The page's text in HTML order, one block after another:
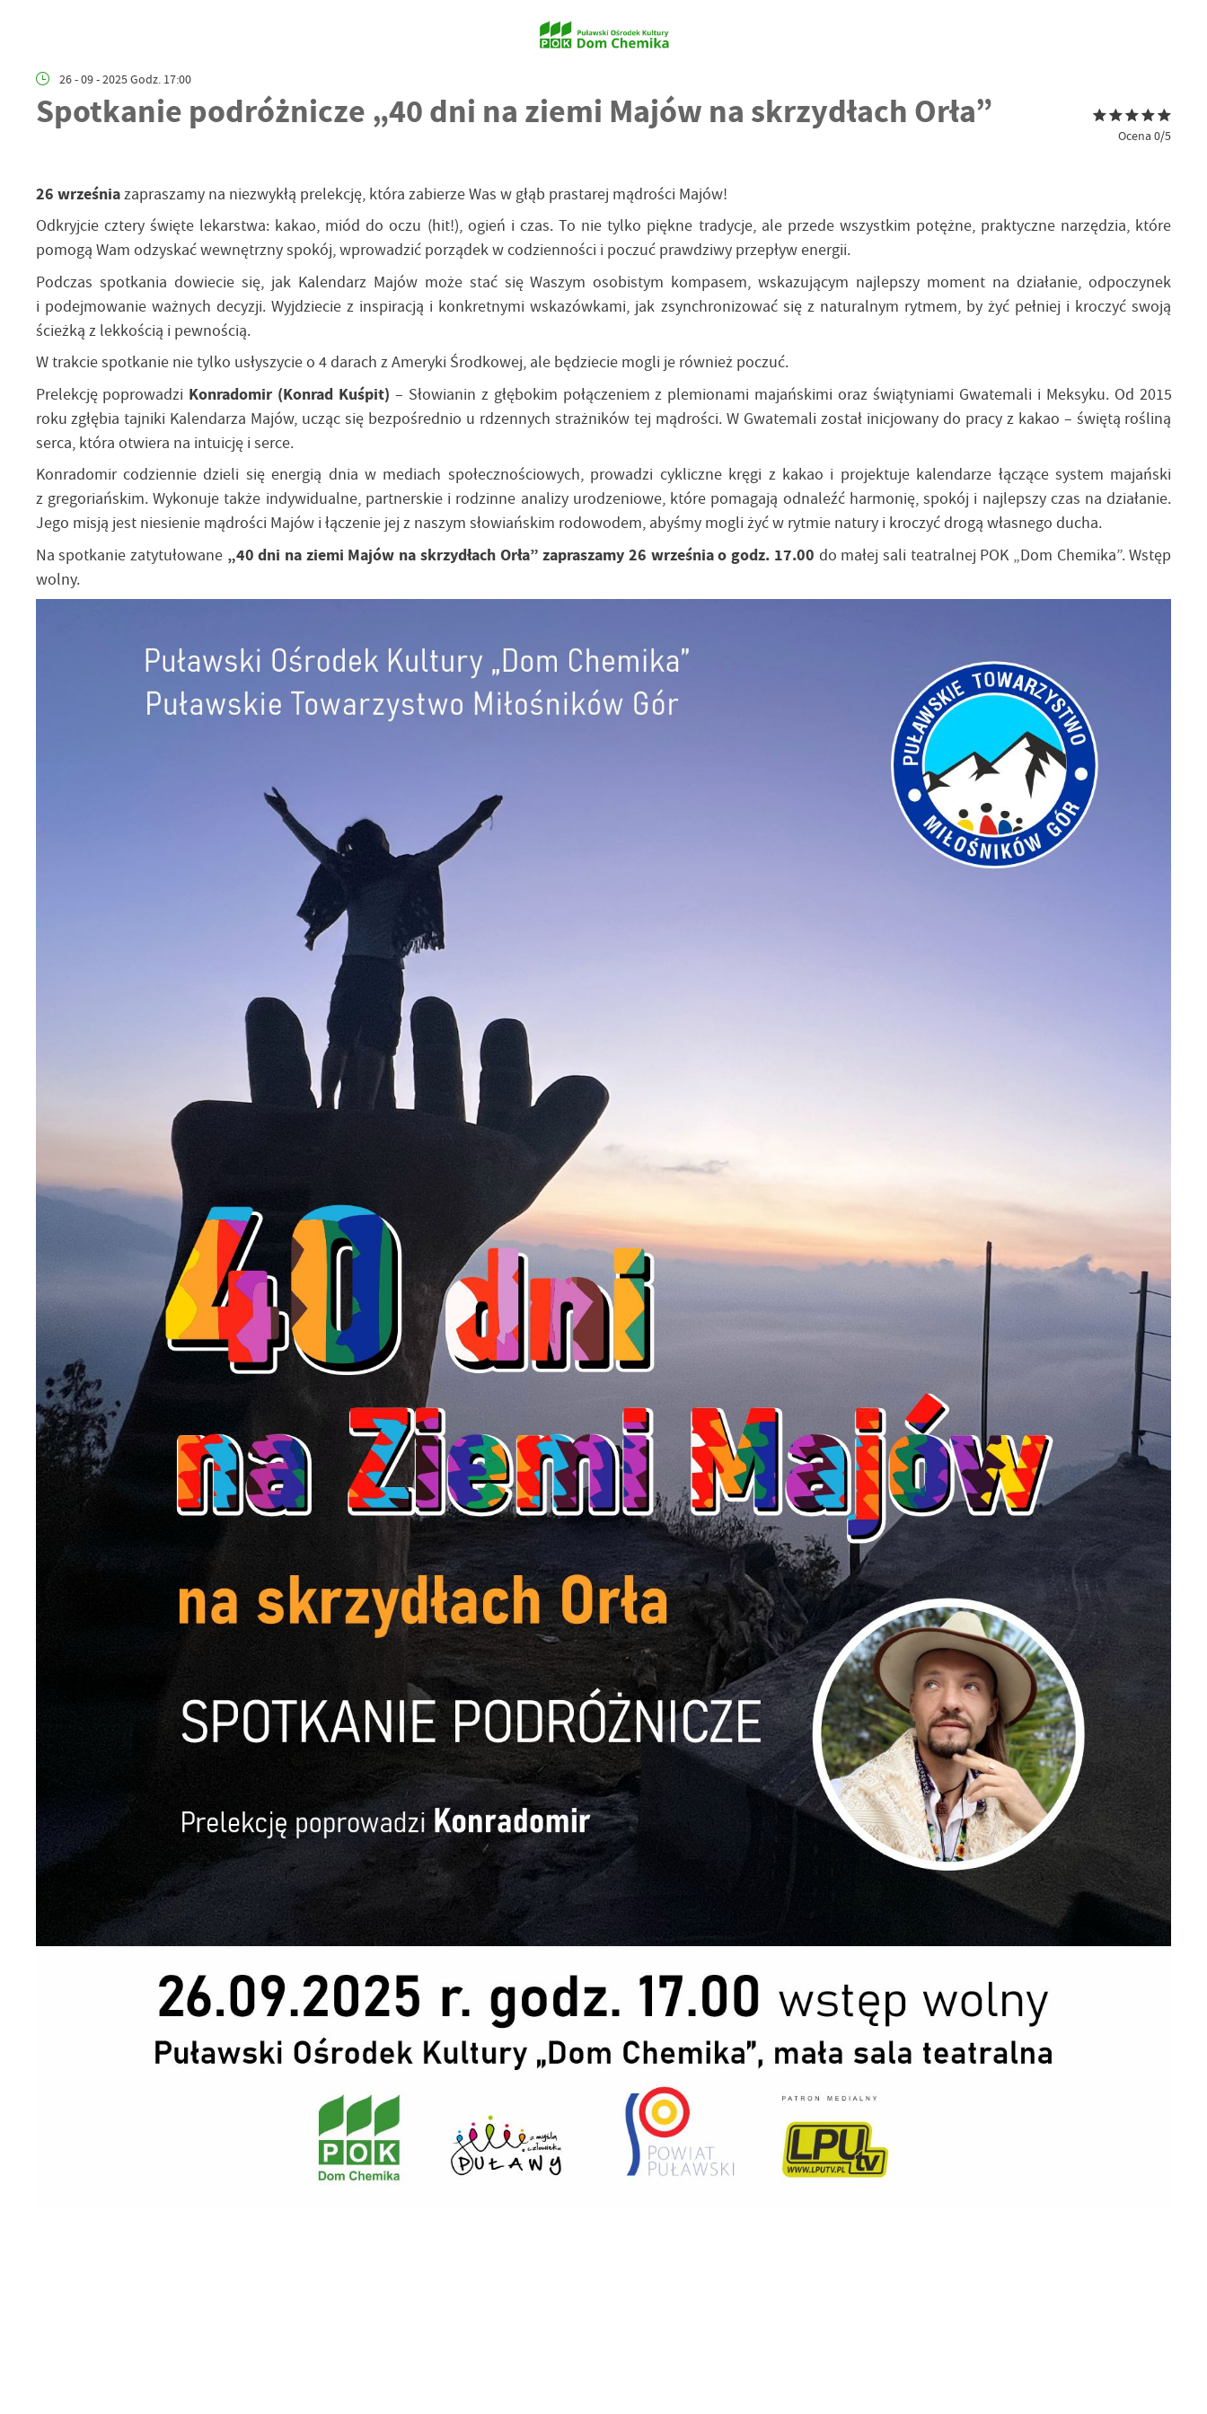
26 - 09 - 2025 Godz. 17:00
Spotkanie podróżnicze „40 dni na ziemi Majów na skrzydłach Orła”
Ocena 0/5
26 wrześniazapraszamy na niezwykłą prelekcję, która zabierze Was w głąb prastarej mądrości Majów!
Odkryjcie cztery święte lekarstwa: kakao, miód do oczu (hit!), ogień i czas. To nie tylko piękne tradycje, ale przede wszystkim potężne, praktyczne narzędzia, które
pomogą Wam odzyskać wewnętrzny spokój, wprowadzić porządek w codzienności i poczuć prawdziwy przepływ energii.
Podczas spotkania dowiecie się, jak Kalendarz Majów może stać się Waszym osobistym kompasem, wskazującym najlepszy moment na działanie, odpoczynek
i podejmowanie ważnych decyzji. Wyjdziecie z inspiracją i konkretnymi wskazówkami, jak zsynchronizować się z naturalnym rytmem, by żyć pełniej i kroczyć swoją
ścieżką z lekkością i pewnością.
W trakcie spotkanie nie tylko usłyszycie o 4 darach z Ameryki Środkowej, ale będziecie mogli je również poczuć.
Prelekcję poprowadzi Konradomir (Konrad Kuśpit) – Słowianin z głębokim połączeniem z plemionami majańskimi oraz świątyniami Gwatemali i Meksyku. Od 2015
roku zgłębia tajniki Kalendarza Majów, ucząc się bezpośrednio u rdzennych strażników tej mądrości. W Gwatemali został inicjowany do pracy z kakao – świętą rośliną
serca, która otwiera na intuicję i serce.
Konradomir codziennie dzieli się energią dnia w mediach społecznościowych, prowadzi cykliczne kręgi z kakao i projektuje kalendarze łączące system majański
z gregoriańskim. Wykonuje także indywidualne, partnerskie i rodzinne analizy urodzeniowe, które pomagają odnaleźć harmonię, spokój i najlepszy czas na działanie.
Jego misją jest niesienie mądrości Majów i łączenie jej z naszym słowiańskim rodowodem, abyśmy mogli żyć w rytmie natury i kroczyć drogą własnego ducha.
Na spotkanie zatytułowane „40 dni na ziemi Majów na skrzydłach Orła” zapraszamy 26 września o godz. 17.00 do małej sali teatralnej POK „Dom Chemika”. Wstęp
wolny.